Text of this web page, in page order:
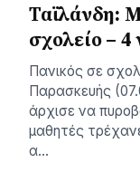
Ταϊλάνδη:
σχολείο – 4
Πανικός σε
Παρασκευής
άρχισε να
μαθητές
α…